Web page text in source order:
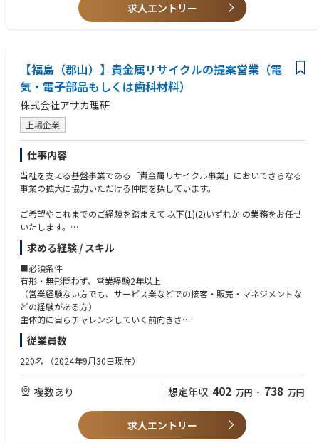
■こんな方に、ぜひ来てほしい
み出せずにいる方
・地頭には自信がある方。学歴や資格ではなく、自分の頭で考え抜くこと
が好きな方
・大企業の分業体制の中で、"自分の仕事が事業に効いている実感"を持ち
たいと願っている方
・資源循環・脱炭素・サーキュラーエコノミー——社会の大きな流れに、
自分の仕事を重ねたい方
■アサカ理研の魅力
（1）業界の重要性：国連のSDGs目標においてリサイクル業界は重要な位
（2）成長性：経済産業省より、今後の地域経済を牽引することが期待さ
れる企業「地域未来牽引企業」 として指定を受けています。また、今後拡
タル関連事業にも力を入れています。
（3）安定利益：創立以来、毎期黒字を継続中で安定利益を出していま
す。
（4）技術力：特許活用優良企業表彰を受けており、特許取得22件、出願
中4件、内6件は海外延べ22ヵ国で特許取得しています。
求人エントリー
【福島（郡山）】貴金属リサイクルの提案営業（電
気・電子部品もしくは歯科材料）
株式会社アサカ理研
上場企業
仕事内容
当社を支える基盤事業である「貴金属リサイクル事業」においてさらなる
事業の拡大に協力いただける仲間を探しています。
ご希望やこれまでのご経験を踏まえて 以下(1)(2)いずれか の業務をお任せ
いたします。
営業スタイルの「型化」やプロセス「仕組化」を通じて自走しながら成果
創出できる組織づくりにも取り組んでおり、組織内の営業力向上にも直接
携わることができます。
(1)歯科業界向け貴金属リサイクル材の買い取り代理店営業（マネジメント
型）
・顧客：歯科代理店（歯科医院に対し、歯科医療機器の提案や導入後のフ
・内容：歯科金属のスクラップを歯科医院から回収（買い取り）いただき
ます。
(２)電気・電子部品メーカーに対する貴金属リサイクルの提案営業（コン
サルティング型）
・内容：上記メーカーの工程内廃棄品などの"スクラップ"のサンプルをお
預かりし、社内の製造・分析部門と連携して見積を作成し、買取提案を行
求める経験 / スキル
■必須条件
有形・無形問わず、営業経験2年以上
（営業経験ない方でも、サービス業などでの接客・販売・マネジメントな
どの経験がある方）
主体的に自らチャレンジしていく前向きさ
普通自動車運転免許
■歓迎条件
後輩や部下の指導経験、将来的なマネージャーへの意欲
従業員数
220名 （2024年9月30日現在）
複数あり 想定年収 402 万円 ~ 738 万円
求人エントリー